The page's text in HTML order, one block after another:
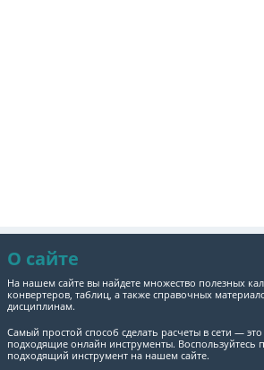
О сайте
На нашем сайте вы найдете множество полезных
конвертеров, таблиц, а также справочных
дисциплинам.
Самый простой способ сделать расчеты в сети —
подходящие онлайн инструменты. Воспользуйтесь
подходящий инструмент на нашем сайте.